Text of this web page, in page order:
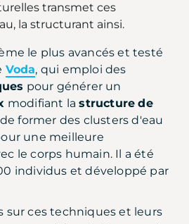
transmet ces
la structurant ainsi.
le plus avancés et testé
Voda, qui emploi des
pour générer un
modifiant lastructure de
former des clusters d'eau
une meilleure
le corps humain. Il a été
individus et développé par
sur ces techniques et leurs